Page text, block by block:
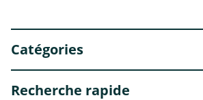
Catégories
Recherche rapide